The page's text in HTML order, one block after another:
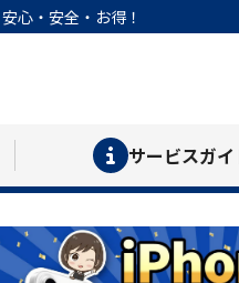
心・安全・お得！
サービスガイ